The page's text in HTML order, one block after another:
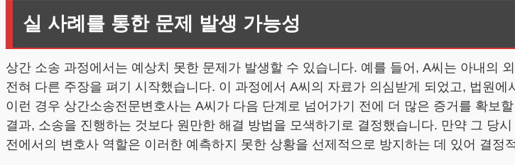
실 사례를 통한 문제 발생 가능성
상간 소송 과정에서는 예상치 못한 문제가 발생할 수 있습니다. 예를 들어, A씨는 아내의
전혀 다른 주장을 펴기 시작했습니다. 이 과정에서 A씨의 자료가 의심받게 되었고, 법원
이런 경우 상간소송전문변호사는 A씨가 다음 단계로 넘어가기 전에 더 많은 증거를 확보
결과, 소송을 진행하는 것보다 원만한 해결 방법을 모색하기로 결정했습니다. 만약 그 당
전에서의 변호사 역할은 이러한 예측하지 못한 상황을 선제적으로 방지하는 데 있어 결정